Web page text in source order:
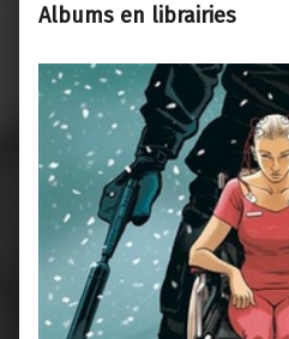
Albums en librairies